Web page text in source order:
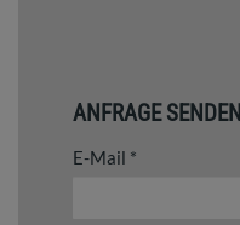
ANFRAGE SENDEN
E-Mail